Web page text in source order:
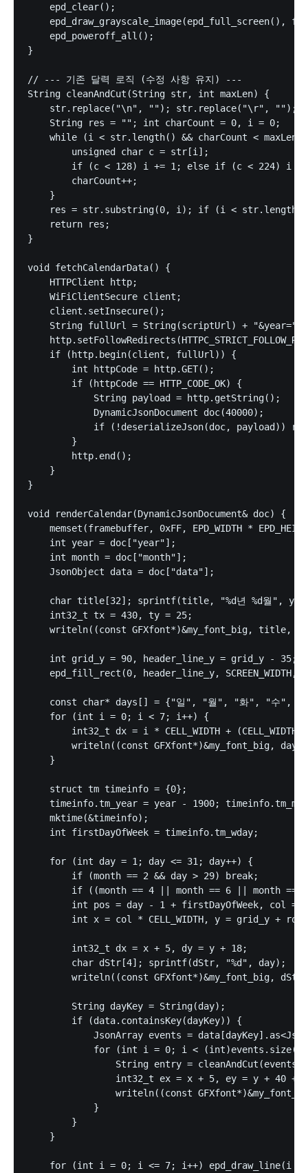
    epd_clear();
epd_draw_grayscale_image(epd_full_screen(),
    epd_poweroff_all();
}
// --- 기존 달력 로직 (수정 사항 유지) ---
String cleanAndCut(String str, int maxLen) {
str.replace("\n", ""); str.replace("\r", "");
    String res = ""; int charCount = 0, i = 0;
while (i < str.length() && charCount < maxLen)
        unsigned char c = str[i];
if (c < 128) i += 1; else if (c < 224) i
        charCount++;
    }
res = str.substring(0, i); if (i <
    return res;
}
void fetchCalendarData() {
    HTTPClient http;
    WiFiClientSecure client;
    client.setInsecure();
String fullUrl = String(scriptUrl) + "&year="
    if (http.begin(client, fullUrl)) {
        int httpCode = http.GET();
        if (httpCode == HTTP_CODE_OK) {
            String payload = http.getString();
            DynamicJsonDocument doc(40000);
if (!deserializeJson(doc, payload))
        }
        http.end();
    }
}
void renderCalendar(DynamicJsonDocument& doc) {
memset(framebuffer, 0xFF, EPD_WIDTH *
    int year = doc["year"];
    int month = doc["month"];
    JsonObject data = doc["data"];
char title[32]; sprintf(title, "%d년 %d월",
    int32_t tx = 430, ty = 25;
writeln((const GFXfont*)&my_font_big, title,
    int grid_y = 90, header_line_y = grid_y - 35;
epd_fill_rect(0, header_line_y, SCREEN_WIDTH,
const char* days[] = {"일", "월", "화", "수", "
    for (int i = 0; i < 7; i++) {
int32_t dx = i * CELL_WIDTH + (CELL_WIDTH
writeln((const GFXfont*)&my_font_big,
    }
    struct tm timeinfo = {0};
timeinfo.tm_year = year - 1900;
    mktime(&timeinfo);
    int firstDayOfWeek = timeinfo.tm_wday;
    for (int day = 1; day <= 31; day++) {
        if (month == 2 && day > 29) break;
if ((month == 4 || month == 6 || month ==
int pos = day - 1 + firstDayOfWeek, col =
int x = col * CELL_WIDTH, y = grid_y + row
        int32_t dx = x + 5, dy = y + 18;
        char dStr[4]; sprintf(dStr, "%d", day);
writeln((const GFXfont*)&my_font_big,
        String dayKey = String(day);
        if (data.containsKey(dayKey)) {
JsonArray events =
for (int i = 0; i < (int)events.size()
String entry =
int32_t ex = x + 5, ey = y + 40 +
writeln((const
            }
        }
    }
for (int i = 0; i <= 7; i++) epd_draw_line(i